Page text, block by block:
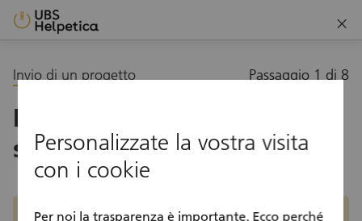
close
Invio di un progetto Passaggio 1 di 8
In che categoria rientra il
suo progetto?
Scegliere una categoria
Società
Personalizzate la vostra visita
con i cookie
Per noi la trasparenza è importante. Ecco perché